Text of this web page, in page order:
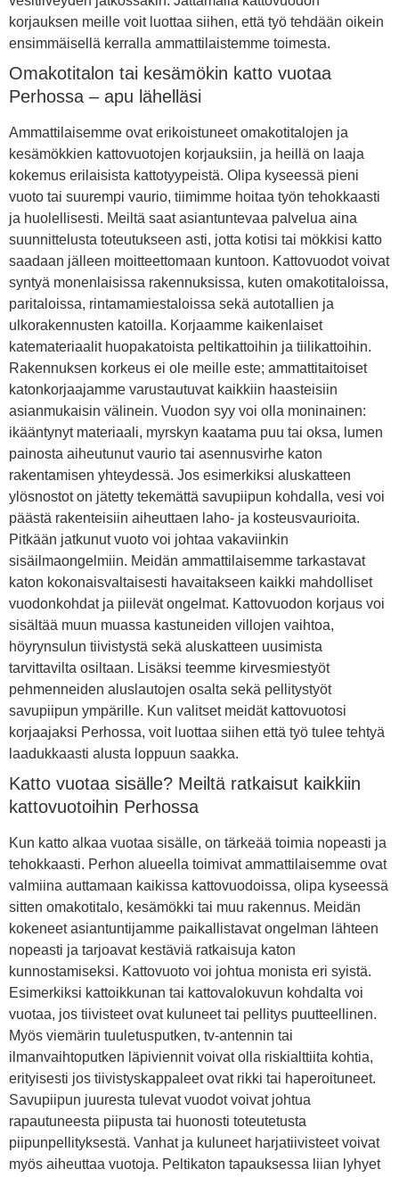
korjauksen meille voit luottaa siihen, että työ tehdään oikein
ensimmäisellä kerralla ammattilaistemme toimesta.
Omakotitalon tai kesämökin katto vuotaa
Perhossa – apu lähelläsi
Ammattilaisemme ovat erikoistuneet omakotitalojen ja
kesämökkien kattovuotojen korjauksiin, ja heillä on laaja
kokemus erilaisista kattotyypeistä. Olipa kyseessä pieni
vuoto tai suurempi vaurio, tiimimme hoitaa työn tehokkaasti
ja huolellisesti. Meiltä saat asiantuntevaa palvelua aina
suunnittelusta toteutukseen asti, jotta kotisi tai mökkisi katto
saadaan jälleen moitteettomaan kuntoon. Kattovuodot voivat
syntyä monenlaisissa rakennuksissa, kuten omakotitaloissa,
paritaloissa, rintamamiestaloissa sekä autotallien ja
ulkorakennusten katoilla. Korjaamme kaikenlaiset
katemateriaalit huopakatoista peltikattoihin ja tiilikattoihin.
Rakennuksen korkeus ei ole meille este; ammattitaitoiset
katonkorjaajamme varustautuvat kaikkiin haasteisiin
asianmukaisin välinein. Vuodon syy voi olla moninainen:
ikääntynyt materiaali, myrskyn kaatama puu tai oksa, lumen
painosta aiheutunut vaurio tai asennusvirhe katon
rakentamisen yhteydessä. Jos esimerkiksi aluskatteen
ylösnostot on jätetty tekemättä savupiipun kohdalla, vesi voi
päästä rakenteisiin aiheuttaen laho- ja kosteusvaurioita.
Pitkään jatkunut vuoto voi johtaa vakaviinkin
sisäilmaongelmiin. Meidän ammattilaisemme tarkastavat
katon kokonaisvaltaisesti havaitakseen kaikki mahdolliset
vuodonkohdat ja piilevät ongelmat. Kattovuodon korjaus voi
sisältää muun muassa kastuneiden villojen vaihtoa,
höyrynsulun tiivistystä sekä aluskatteen uusimista
tarvittavilta osiltaan. Lisäksi teemme kirvesmiestyöt
pehmenneiden aluslautojen osalta sekä pellitystyöt
savupiipun ympärille. Kun valitset meidät kattovuotosi
korjaajaksi Perhossa, voit luottaa siihen että työ tulee tehtyä
laadukkaasti alusta loppuun saakka.
Katto vuotaa sisälle? Meiltä ratkaisut kaikkiin
kattovuotoihin Perhossa
Kun katto alkaa vuotaa sisälle, on tärkeää toimia nopeasti ja
tehokkaasti. Perhon alueella toimivat ammattilaisemme ovat
valmiina auttamaan kaikissa kattovuodoissa, olipa kyseessä
sitten omakotitalo, kesämökki tai muu rakennus. Meidän
kokeneet asiantuntijamme paikallistavat ongelman lähteen
nopeasti ja tarjoavat kestäviä ratkaisuja katon
kunnostamiseksi. Kattovuoto voi johtua monista eri syistä.
Esimerkiksi kattoikkunan tai kattovalokuvun kohdalta voi
vuotaa, jos tiivisteet ovat kuluneet tai pellitys puutteellinen.
Myös viemärin tuuletusputken, tv-antennin tai
ilmanvaihtoputken läpiviennit voivat olla riskialttiita kohtia,
erityisesti jos tiivistyskappaleet ovat rikki tai haperoituneet.
Savupiipun juuresta tulevat vuodot voivat johtua
rapautuneesta piipusta tai huonosti toteutetusta
piipunpellityksestä. Vanhat ja kuluneet harjatiivisteet voivat
myös aiheuttaa vuotoja. Peltikaton tapauksessa liian lyhyet